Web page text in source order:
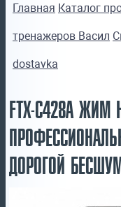
Главная Каталог
тренажеров Васил
dostavka
FTX-С428А ЖИМ
ДОРОГОЙ